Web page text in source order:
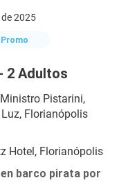
2025
2 Adultos
Pistarini,
Florianópolis
Hotel, Florianópolis
barco pirata por